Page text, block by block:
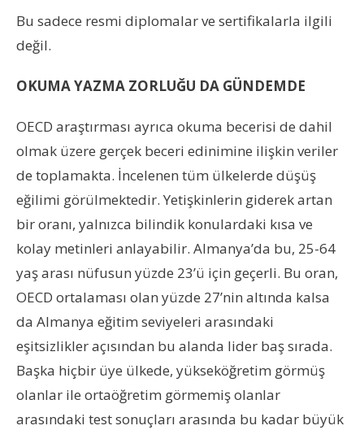
Bu sadece resmi diplomalar ve sertifikalarla ilgili
değil.
OKUMA YAZMA ZORLUĞU DA GÜNDEMDE
OECD araştırması ayrıca okuma becerisi de dahil
olmak üzere gerçek beceri edinimine ilişkin veriler
de toplamakta. İncelenen tüm ülkelerde düşüş
eğilimi görülmektedir. Yetişkinlerin giderek artan
bir oranı, yalnızca bilindik konulardaki kısa ve
kolay metinleri anlayabilir. Almanya’da bu, 25-64
yaş arası nüfusun yüzde 23’ü için geçerli. Bu oran,
OECD ortalaması olan yüzde 27’nin altında kalsa
da Almanya eğitim seviyeleri arasındaki
eşitsizlikler açısından bu alanda lider baş sırada.
Başka hiçbir üye ülkede, yükseköğretim görmüş
olanlar ile ortaöğretim görmemiş olanlar
arasındaki test sonuçları arasında bu kadar büyük